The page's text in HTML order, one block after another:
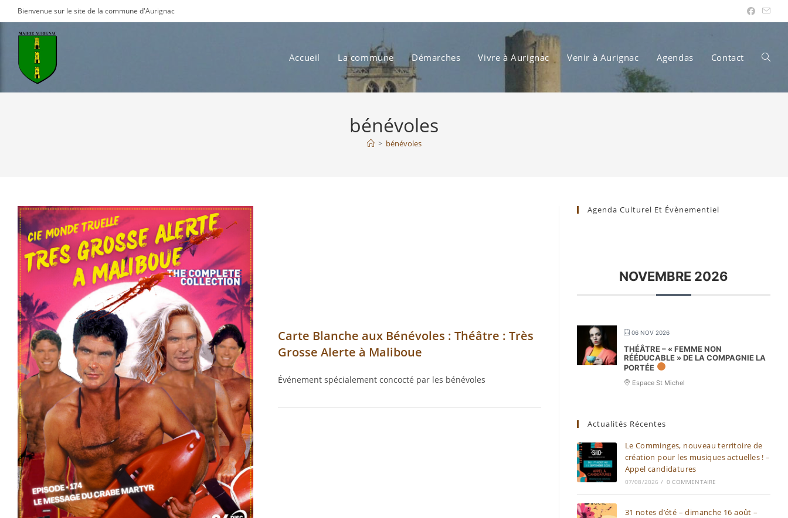
to
content
Bienvenue sur le site de la commune d'Aurignac
Accueil La commune Démarches Vivre à Aurignac Venir à Aurignac Agendas Contact Toggle
bénévoles
> bénévoles
Carte Blanche aux Bénévoles : Théâtre : Très
Grosse Alerte à Maliboue
Événement spécialement concocté par les bénévoles
Agenda Culturel Et Évènementiel
NOVEMBRE 2026
06 NOV 2026
THÉÂTRE – « FEMME NON
RÉÉDUCABLE » DE LA COMPAGNIE LA
PORTÉE
Espace St Michel
Actualités Récentes
Le Comminges, nouveau territoire de
création pour les musiques actuelles ! –
Appel candidatures
07/08/2026 / 0 COMMENTAIRE
31 notes d’été – dimanche 16 août –